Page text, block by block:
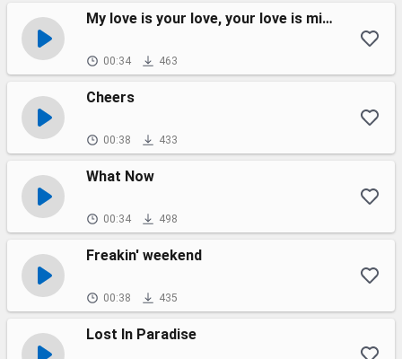
My love is your love, your love is mine
00:34 463
Cheers
00:38 433
What Now
00:34 498
Freakin' weekend
00:38 435
Lost In Paradise